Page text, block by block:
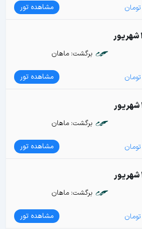
مشاهده تور
برگشت: ماهان
مشاهده تور
برگشت: ماهان
مشاهده تور
برگشت: ماهان
مشاهده تور